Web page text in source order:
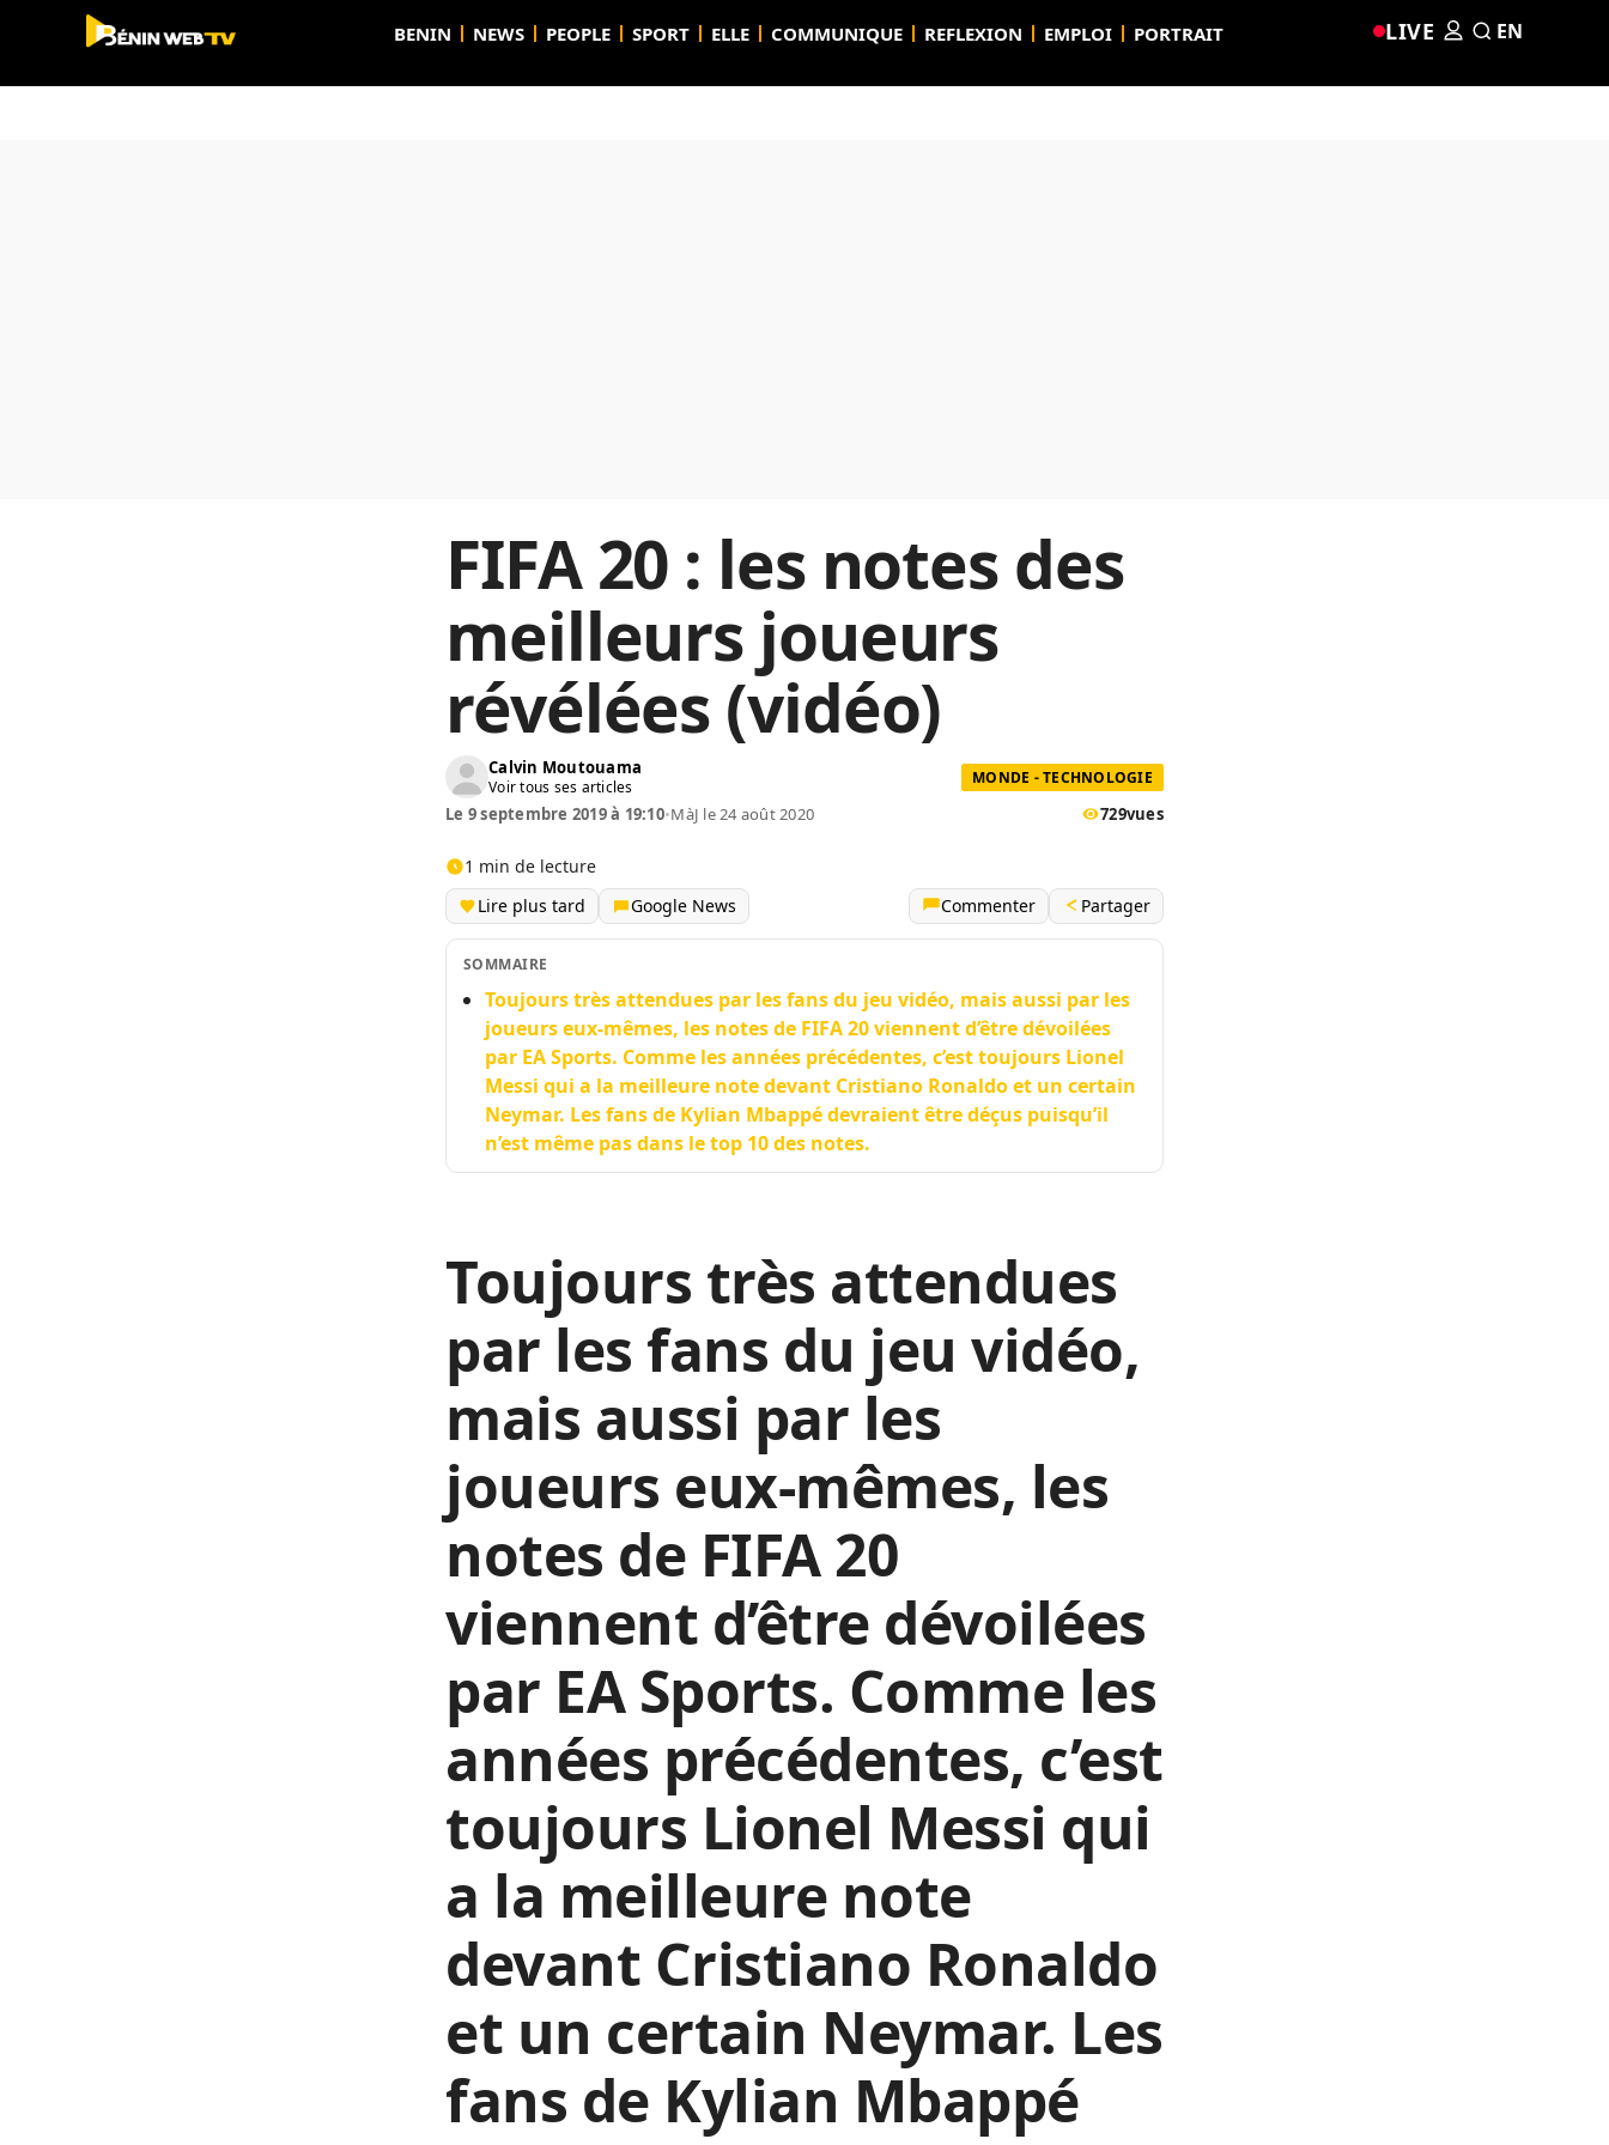
BENIN NEWS PEOPLE SPORT ELLE COMMUNIQUE REFLEXION EMPLOI PORTRAIT LIVE EN
FIFA 20 : les notes des
meilleurs joueurs
révélées (vidéo)
Calvin Moutouama
Voir tous ses articles MONDE - TECHNOLOGIE
Le 9 septembre 2019 à 19:10•MàJ le 24 août 2020 729vues
1 min de lecture
Lire plus tard
Google News Commenter Partager
SOMMAIRE
Toujours très attendues par les fans du jeu vidéo, mais aussi par les
joueurs eux-mêmes, les notes de FIFA 20 viennent d’être dévoilées
par EA Sports. Comme les années précédentes, c’est toujours Lionel
Messi qui a la meilleure note devant Cristiano Ronaldo et un certain
Neymar. Les fans de Kylian Mbappé devraient être déçus puisqu’il
n’est même pas dans le top 10 des notes.
Toujours très attendues
par les fans du jeu vidéo,
mais aussi par les
joueurs eux-mêmes, les
notes de FIFA 20
viennent d’être dévoilées
par EA Sports. Comme les
années précédentes, c’est
toujours Lionel Messi qui
a la meilleure note
devant Cristiano Ronaldo
et un certain Neymar. Les
fans de Kylian Mbappé